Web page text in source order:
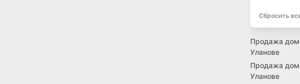
Сбросить
Продажа
Уланове
Продажа
Уланове